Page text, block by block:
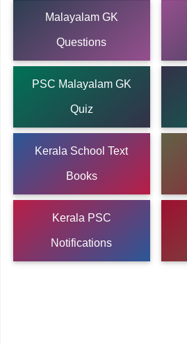
Malayalam GK
Questions
PSC Malayalam GK
Quiz
Kerala School Text
Books
Kerala PSC
Notifications